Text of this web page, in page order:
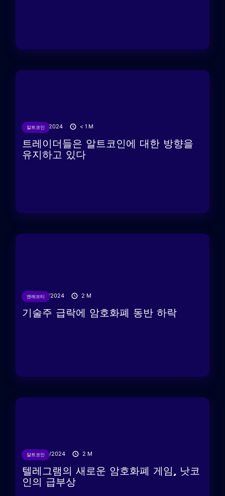
알트코인
26/11/2024 < 1 M
트레이더들은 알트코인에 대한 방향을
유지하고 있다
엔에프티
01/08/2024 2 M
기술주 급락에 암호화폐 동반 하락
알트코인
07/06/2024 2 M
텔레그램의 새로운 암호화폐 게임, 낫코
인의 급부상